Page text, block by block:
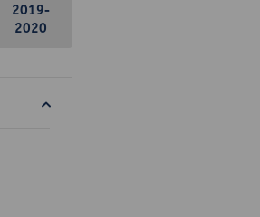
2019-
2020